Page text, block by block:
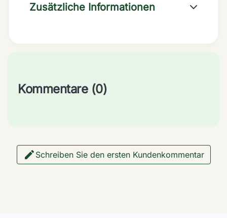
Zusätzliche Informationen
Kommentare (0)
 Schreiben Sie den ersten Kundenkommentar